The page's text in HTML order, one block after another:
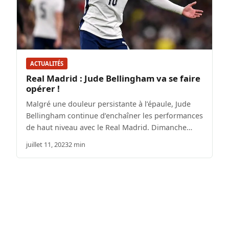
ACTUALITÉS
Real Madrid : Jude Bellingham va se faire
opérer !
Malgré une douleur persistante à l’épaule, Jude
Bellingham continue d’enchaîner les performances
de haut niveau avec le Real Madrid. Dimanche…
juillet 11, 20232 min